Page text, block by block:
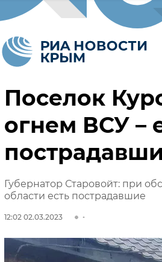
Поселок
огнем ВСУ –
Губернатор Старовойт: при
области есть пострадавшие
12:02 02.03.2023